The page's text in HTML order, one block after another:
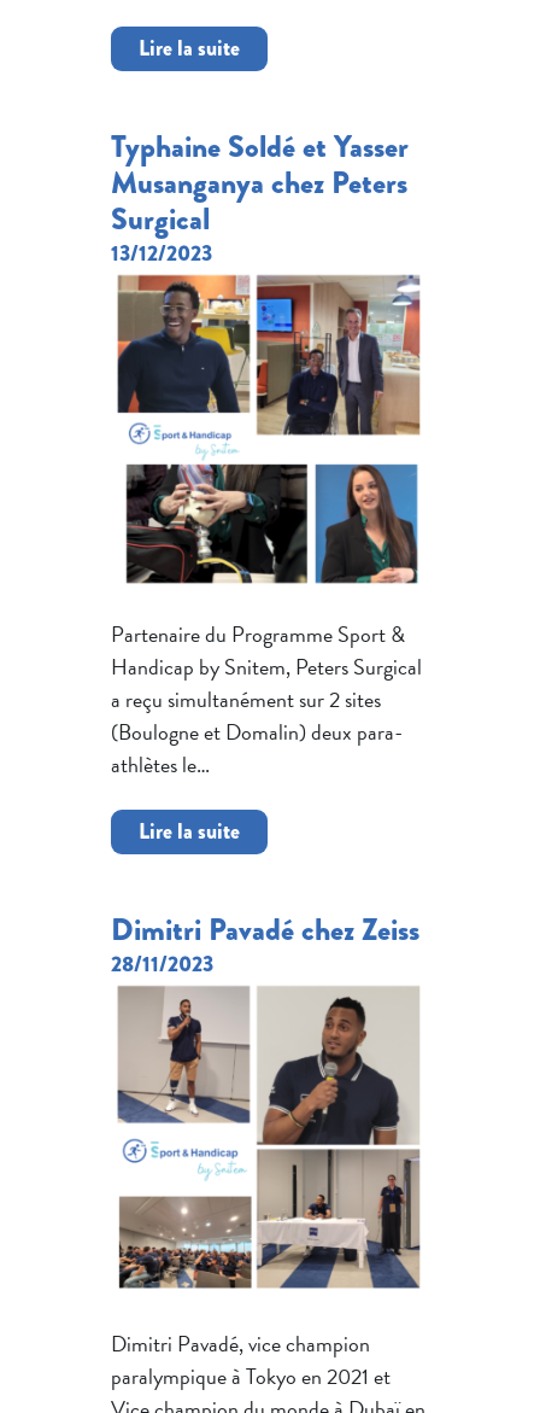
Lire la suite
Typhaine Soldé et Yasser
Musanganya chez Peters
Surgical
13/12/2023
Partenaire du Programme Sport &
Handicap by Snitem, Peters Surgical
a reçu simultanément sur 2 sites
(Boulogne et Domalin) deux para-
athlètes le…
Lire la suite
Dimitri Pavadé chez Zeiss
28/11/2023
Dimitri Pavadé, vice champion
paralympique à Tokyo en 2021 et